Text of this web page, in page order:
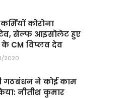
कोरोना
सेल्फ आइसोलेट हुए
के CM विप्लव देव
2020
गठबंधन ने कोई काम
नीतीश कुमार